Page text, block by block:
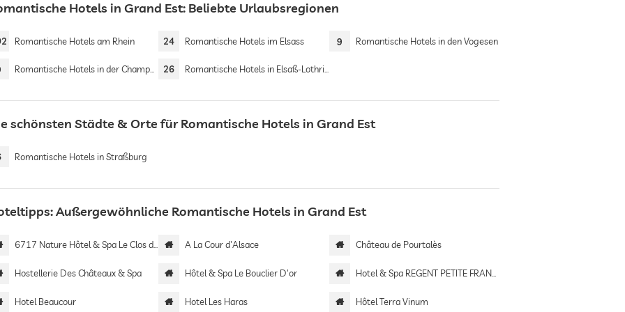
Hotels in Grand Est: Beliebte Urlaubsregionen
Romantische Hotels am Rhein 24 Romantische Hotels im Elsass 9 Romantische Hotels in den Vogesen
Romantische Hotels in der Champagne 26 Romantische Hotels in Elsaß-Lothringen
schönsten Städte & Orte für Romantische Hotels in Grand Est
Romantische Hotels in Straßburg
Außergewöhnliche Romantische Hotels in Grand Est
6717 Nature Hôtel & Spa Le Clos des Délices A La Cour d'Alsace Château de Pourtalès
Hostellerie Des Châteaux & Spa Hôtel & Spa Le Bouclier D'or Hotel & Spa REGENT PETITE FRANCE
Hotel Beaucour Hotel Les Haras Hôtel Terra Vinum